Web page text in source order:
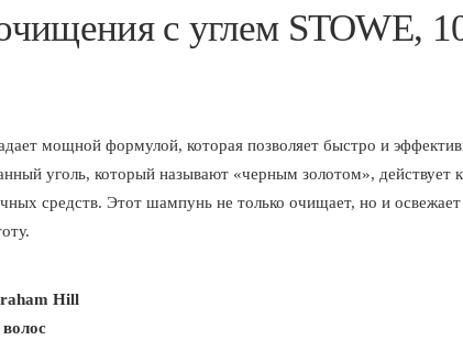
с углем STOWE,
мощной формулой, которая позволяет быстро и
уголь, который называют «черным золотом», действует
средств. Этот шампунь не только очищает, но и
Hill